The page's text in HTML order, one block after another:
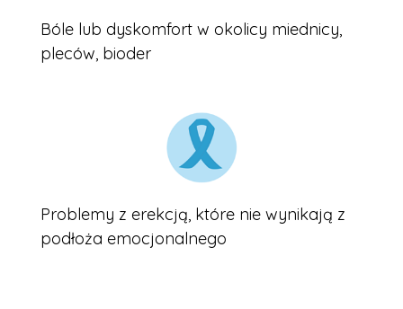
Bóle lub dyskomfort w okolicy miednicy,
pleców, bioder
Problemy z erekcją, które nie wynikają z
podłoża emocjonalnego